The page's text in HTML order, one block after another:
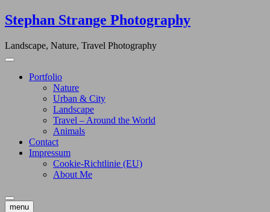
Skip
to
Stephan Strange Photography
Landscape, Nature, Travel Photography
Portfolio
Nature
Urban & City
Landscape
Travel – Around the World
Animals
Contact
Impressum
Cookie-Richtlinie (EU)
About Me
menu